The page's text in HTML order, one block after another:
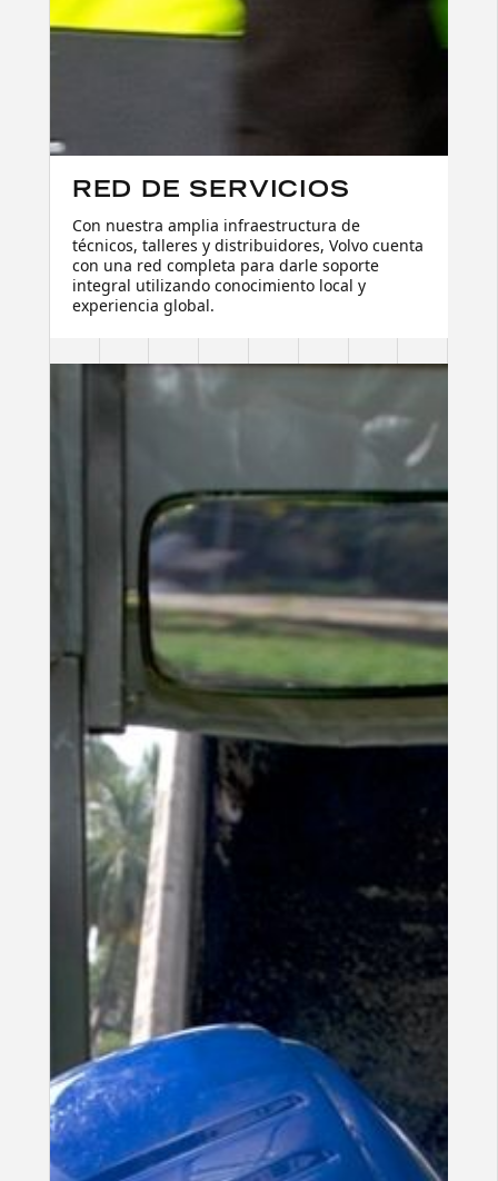
RED DE SERVICIOS
Con nuestra amplia infraestructura de
técnicos, talleres y distribuidores, Volvo cuenta
con una red completa para darle soporte
integral utilizando conocimiento local y
experiencia global.